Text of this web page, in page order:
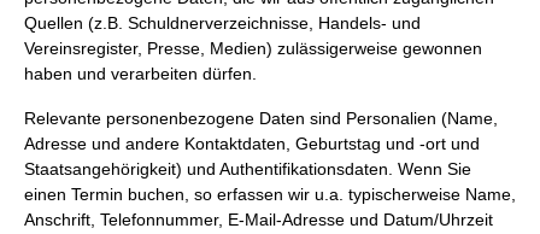
Quellen (z.B. Schuldnerverzeichnisse, Handels- und
Vereinsregister, Presse, Medien) zulässigerweise gewonnen
haben und verarbeiten dürfen.
Relevante personenbezogene Daten sind Personalien (Name,
Adresse und andere Kontaktdaten, Geburtstag und -ort und
Staatsangehörigkeit) und Authentifikationsdaten. Wenn Sie
einen Termin buchen, so erfassen wir u.a. typischerweise Name,
Anschrift, Telefonnummer, E-Mail-Adresse und Datum/Uhrzeit